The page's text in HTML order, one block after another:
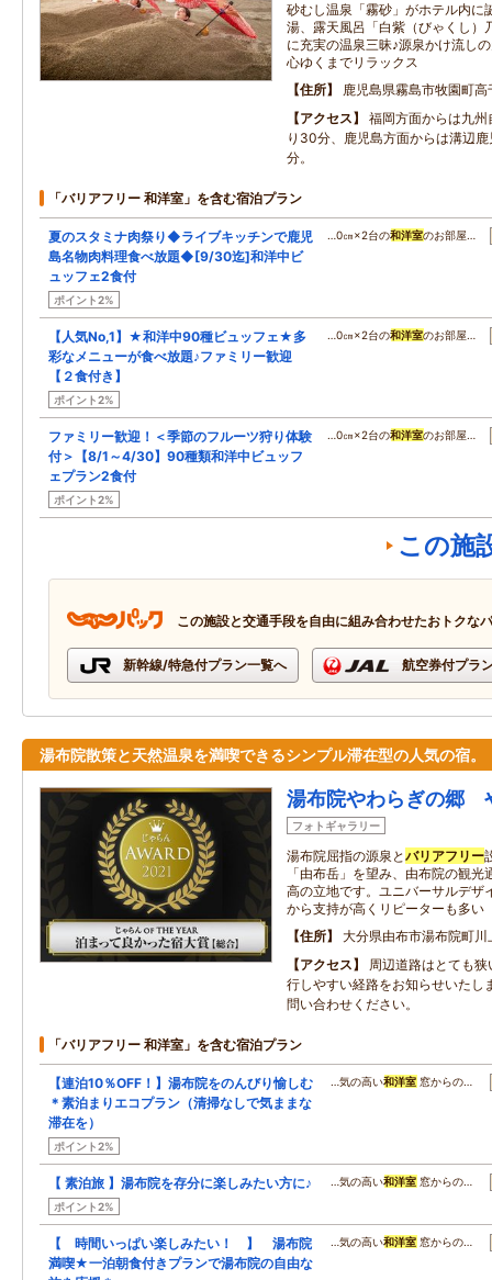
砂むし温泉「霧砂」がホテル内に
湯、露天風呂「白紫（びゃくし）
に充実の温泉三昧♪源泉かけ流し
心ゆくまでリラックス
住所
鹿児島県霧島市牧園町
アクセス
福岡方面からは九
り30分、鹿児島方面からは溝辺
分。
「バリアフリー 和洋室」を含む宿泊プラン
夏のスタミナ肉祭り◆ライブキッチンで鹿児
島名物肉料理食べ放題◆[9/30迄]和洋中ビ
ュッフェ2食付
ポイント2%
…0㎝×2台の和洋室のお部屋…
【人気No,1】★和洋中90種ビュッフェ★多
彩なメニューが食べ放題♪ファミリー歓迎
【２食付き】
ポイント2%
…0㎝×2台の和洋室のお部屋…
ファミリー歓迎！＜季節のフルーツ狩り体験
付＞【8/1～4/30】90種類和洋中ビュッフ
ェプラン2食付
ポイント2%
…0㎝×2台の和洋室のお部屋…
この施
この施設と交通手段を自由に組み合わせたおトクな
新幹線/特急付プラン一覧へ 航空券付プラ
湯布院散策と天然温泉を満喫できるシンプル滞在型の人気の宿。
湯布院やわらぎの郷
フォトギャラリー
湯布院屈指の源泉とバリアフリー
「由布岳」を望み、由布院の観
高の立地です。ユニバーサルデザ
から支持が高くリピーターも多い
住所
大分県由布市湯布院町
アクセス
周辺道路はとても
行しやすい経路をお知らせいたし
問い合わせください。
「バリアフリー 和洋室」を含む宿泊プラン
【連泊10％OFF！】湯布院をのんびり愉しむ
＊素泊まりエコプラン（清掃なしで気ままな
滞在を）
ポイント2%
…気の高い和洋室 窓からの…
【 素泊旅 】湯布院を存分に楽しみたい方に♪
ポイント2%
…気の高い和洋室 窓からの…
【 時間いっぱい楽しみたい！ 】 湯布院
満喫★一泊朝食付きプランで湯布院の自由な
…気の高い和洋室 窓からの…